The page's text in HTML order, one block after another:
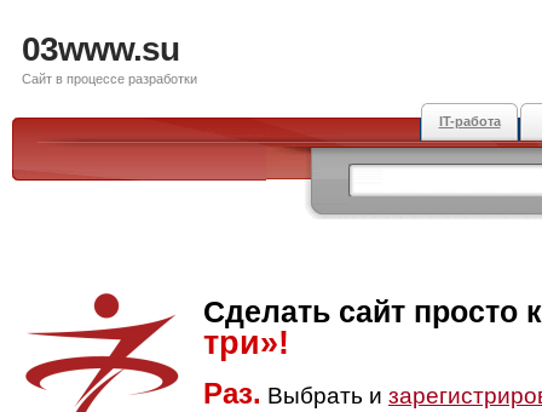
03www.su
Сайт в процессе разработки
IT-работа
Сделать сайт просто
три»!
Раз. Выбрать и